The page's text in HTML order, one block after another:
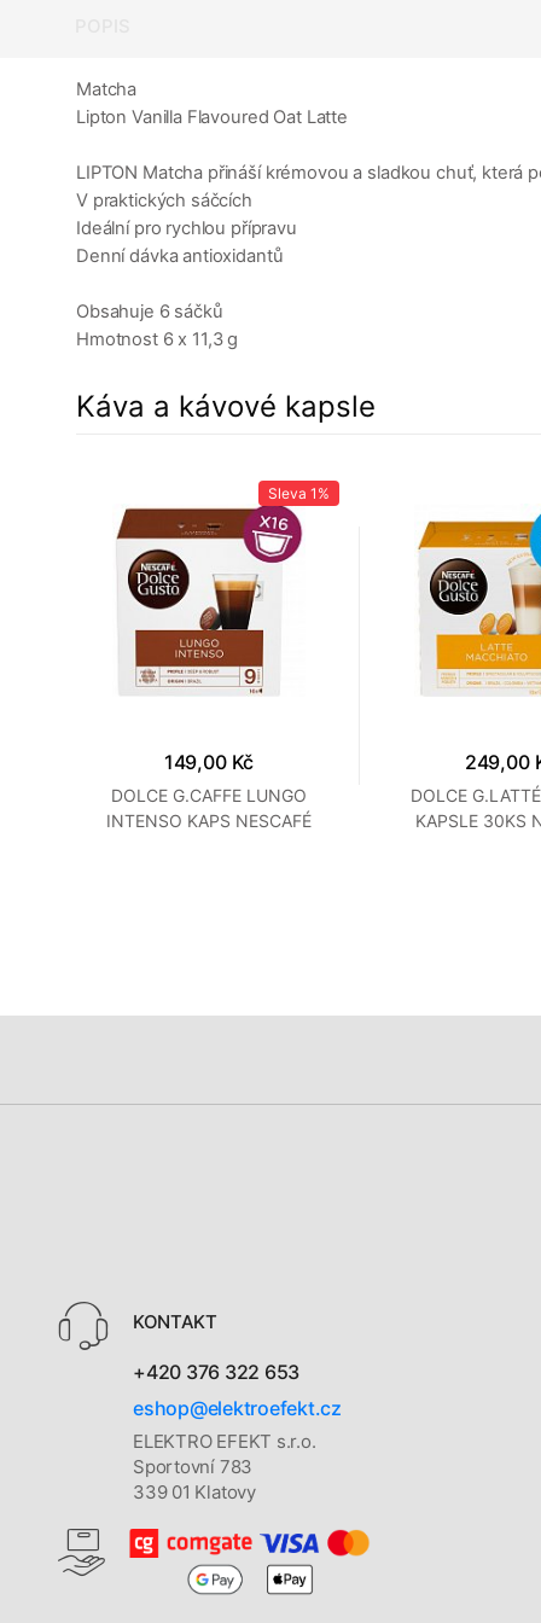
Matcha
Lipton Vanilla Flavoured Oat Latte
LIPTON Matcha přináší krémovou a sladkou chuť,
V praktických sáčcích
Ideální pro rychlou přípravu
Denní dávka antioxidantů
Obsahuje 6 sáčků
Hmotnost 6 x 11,3 g
Káva a kávové kapsle
Sleva 1%
149,00 Kč
DOLCE G.CAFFE LUNGO
INTENSO KAPS NESCAFÉ
249,00
DOLCE
KAPSLE 30KS
KONTAKT
+420 376 322 653
eshop@elektroefekt.cz
ELEKTRO EFEKT s.r.o.
Sportovní 783
339 01 Klatovy